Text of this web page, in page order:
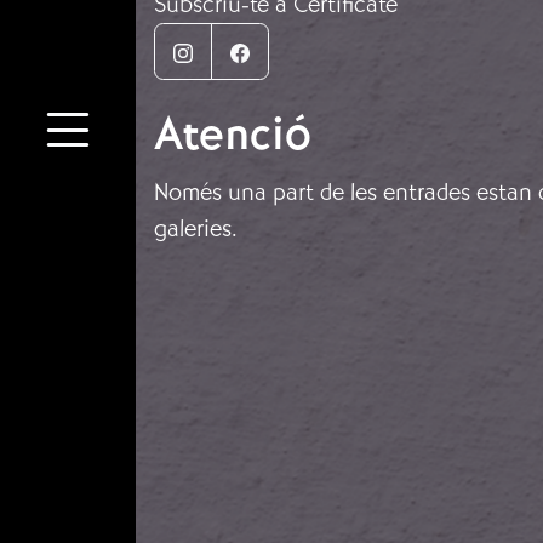
InstagramFacebook
Atenció
Només una part de les entrades
galeries.